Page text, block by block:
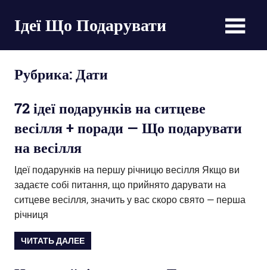
перейти
к
содержимому
Ідеї Що Подарувати
оригінальних
подарунків
будь-
яке
Рубрика:Дати
72 ідеї подарунків на ситцеве
весілля + поради — Що подарувати
на весілля
Ідеї ​​подарунків на першу річницю весілля Якщо ви
задаєте собі питання, що прийнято дарувати на
ситцеве весілля, значить у вас скоро свято — перша
річниця
ЧИТАТЬ ДАЛЕЕ